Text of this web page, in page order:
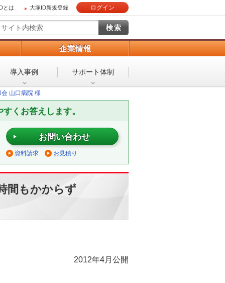
とは 大塚ID新規登録 ログイン
企業情報
導入事例 サポート体制
山口病院 様
くお答えします。
お問い合わせ
資料請求 お見積り
間もかからず
2012年4月公開